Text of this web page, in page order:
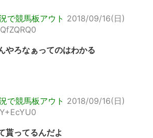
で競馬板アウト 2018/09/16(日)
やろなぁってのはわかる
で競馬板アウト 2018/09/16(日)
貰ってるんだよ